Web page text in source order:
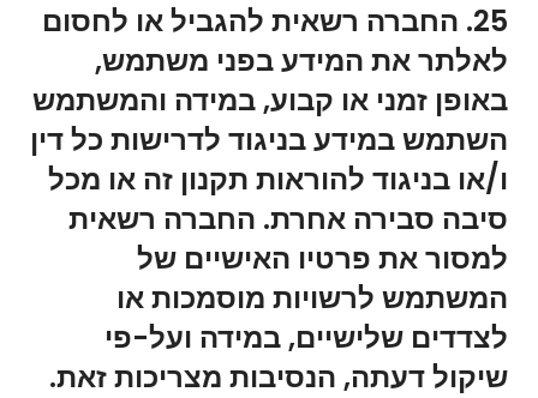
25. החברה רשאית להגביל או לחסום
לאלתר את המידע בפני משתמש,
באופן זמני או קבוע, במידה והמשתמש
השתמש במידע בניגוד לדרישות כל דין
ו/או בניגוד להוראות תקנון זה או מכל
סיבה סבירה אחרת. החברה רשאית
למסור את פרטיו האישיים של
המשתמש לרשויות מוסמכות או
לצדדים שלישיים, במידה ועל-פי
שיקול דעתה, הנסיבות מצריכות זאת.